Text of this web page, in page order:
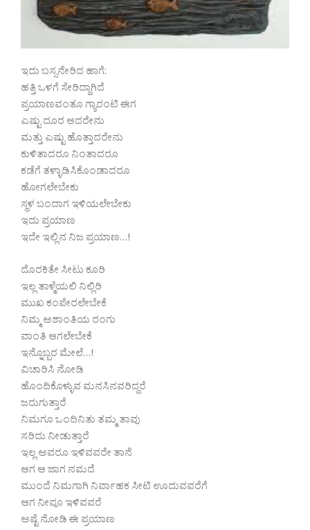
ಇದು ಬಸ್ಸನೇರಿದ ಹಾಗೆ:
ಹತ್ತಿ ಒಳಗೆ ಸೇರಿದ್ದಾಗಿದೆ
ಪ್ರಯಾಣವಂತೂ ಗ್ಯಾರಂಟಿ ಈಗ
ಎಷ್ಟು ದೂರ ಆದರೇನು
ಮತ್ತು ಎಷ್ಟು ಹೊತ್ತಾದರೇನು
ಕುಳಿತಾದರೂ ನಿಂತಾದರೂ
ಕಡೆಗೆ ತಳ್ಳಾಡಿಸಿಕೊಂಡಾದರೂ
ಹೋಗಲೇಬೇಕು
ಸ್ಥಳ ಬಂದಾಗ ಇಳಿಯಲೇಬೇಕು
ಇದು ಪ್ರಯಾಣ
ಇದೇ ಇಲ್ಲಿನ ನಿಜ ಪ್ರಯಾಣ…!
ದೊರಕಿತೇ ಸೀಟು ಕೂರಿ
ಇಲ್ಲ ತಾಳ್ಮೆಯಲಿ ನಿಲ್ಲಿರಿ
ಮುಖ ಕಂಪೇರಲೇಬೇಕೆ
ನಿಮ್ಮ ಅಶಾಂತಿಯ ರಂಗು
ವಾಂತಿ ಆಗಲೇಬೇಕೆ
ಇನ್ನೊಬ್ಬರ ಮೇಲೆ…!
ವಿಚಾರಿಸಿ ನೋಡಿ
ಹೊಂದಿಕೊಳ್ಳುವ ಮನಸಿನವರಿದ್ದರೆ
ಜರುಗುತ್ತಾರೆ
ನಿಮಗೂ ಒಂದಿನಿತು ತಮ್ಮ ತಾವು
ಸರಿದು ನೀಡುತ್ತಾರೆ
ಇಲ್ಲ ಅವರೂ ಇಳಿವವರೇ ತಾನೆ
ಆಗ ಆ ಜಾಗ ನಮದೆ
ಮುಂದೆ ನಿಮಗಾಗಿ ನಿರ್ವಾಹಕ ಸೀಟಿ ಊದುವವರೆಗೆ
ಆಗ ನೀವೂ ಇಳಿವವರೆ
ಅಷ್ಟೆ ನೋಡಿ ಈ ಪ್ರಯಾಣ